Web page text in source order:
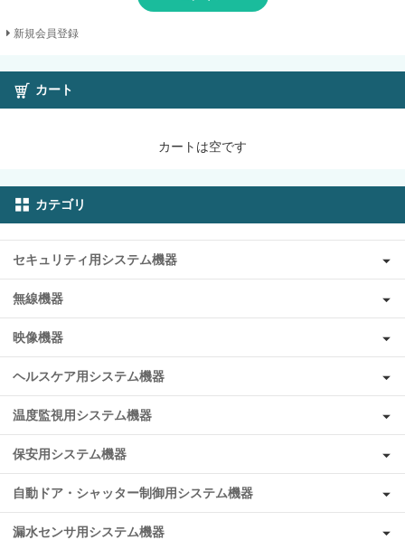
新規会員登録
カート
カートは空です
カテゴリ
セキュリティ用システム機器
無線機器
映像機器
ヘルスケア用システム機器
温度監視用システム機器
保安用システム機器
自動ドア・シャッター制御用システム機器
漏水センサ用システム機器